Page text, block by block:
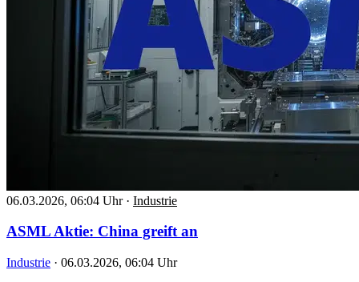
06.03.2026, 06:04 Uhr · Industrie
ASML Aktie: China greift an
Industrie · 06.03.2026, 06:04 Uhr